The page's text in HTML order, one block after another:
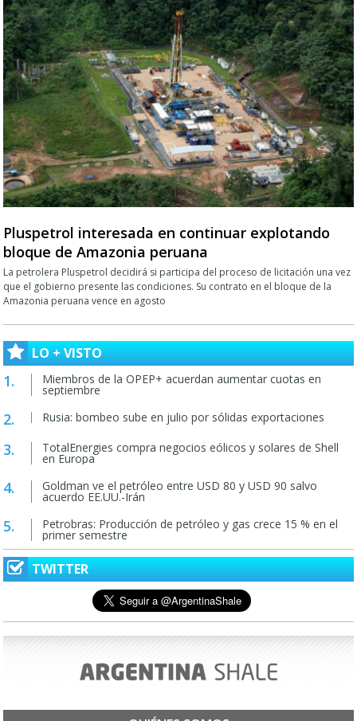
Pluspetrol interesada en continuar explotando
bloque de Amazonia peruana
La petrolera Pluspetrol decidirá si participa del proceso de licitación una vez
que el gobierno presente las condiciones. Su contrato en el bloque de la
Amazonia peruana vence en agosto
LO + VISTO
Miembros de la OPEP+ acuerdan aumentar cuotas en
septiembre
Rusia: bombeo sube en julio por sólidas exportaciones
TotalEnergies compra negocios eólicos y solares de Shell
en Europa
Goldman ve el petróleo entre USD 80 y USD 90 salvo
acuerdo EE.UU.-Irán
Petrobras: Producción de petróleo y gas crece 15 % en el
primer semestre
TWITTER